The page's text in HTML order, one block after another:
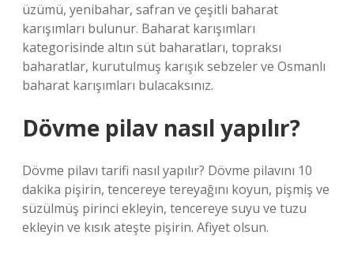
üzümü, yenibahar, safran ve çeşitli baharat
karışımları bulunur. Baharat karışımları
kategorisinde altın süt baharatları, topraksı
baharatlar, kurutulmuş karışık sebzeler ve Osmanlı
baharat karışımları bulacaksınız.
Dövme pilav nasıl yapılır?
Dövme pilavı tarifi nasıl yapılır? Dövme pilavını 10
dakika pişirin, tencereye tereyağını koyun, pişmiş ve
süzülmüş pirinci ekleyin, tencereye suyu ve tuzu
ekleyin ve kısık ateşte pişirin. Afiyet olsun.